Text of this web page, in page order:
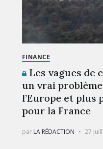
FINANCE
Les vagues de
un vrai
l’Europe et
pour la France
par LA RÉDACTION 27